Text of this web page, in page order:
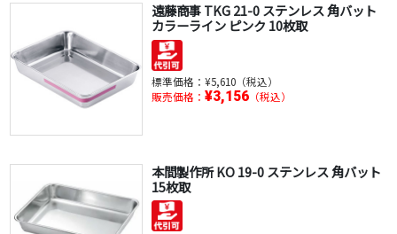
遠藤商事 TKG 21-0 ステンレス 角バット
カラーライン ピンク 10枚取
標準価格： ¥5,610（税込）
販売価格： ¥3,156（税込）
本間製作所 KO 19-0 ステンレス 角バット
15枚取